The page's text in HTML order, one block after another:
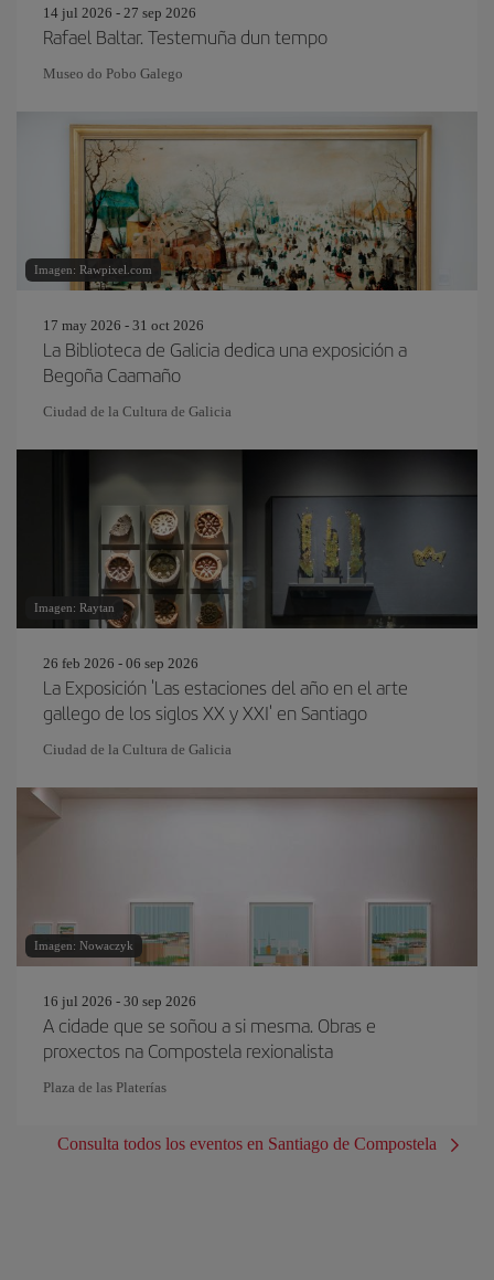
14 jul 2026 - 27 sep 2026
Rafael Baltar. Testemuña dun tempo
Museo do Pobo Galego
Imagen: Rawpixel.com
17 may 2026 - 31 oct 2026
La Biblioteca de Galicia dedica una exposición a
Begoña Caamaño
Ciudad de la Cultura de Galicia
Imagen: Raytan
26 feb 2026 - 06 sep 2026
La Exposición 'Las estaciones del año en el arte
gallego de los siglos XX y XXI' en Santiago
Ciudad de la Cultura de Galicia
Imagen: Nowaczyk
16 jul 2026 - 30 sep 2026
A cidade que se soñou a si mesma. Obras e
proxectos na Compostela rexionalista
Plaza de las Platerías
Consulta todos los eventos en Santiago de Compostela